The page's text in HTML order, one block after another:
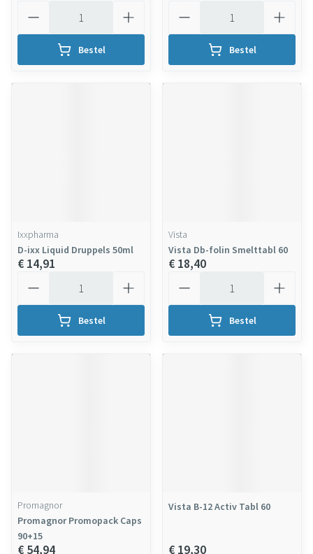
Bestel Bestel
Ixxpharma
D-ixx Liquid Druppels 50ml
€ 14,91
Bestel
Vista
Vista Db-folin Smelttabl 60
€ 18,40
Bestel
Promagnor
Promagnor Promopack Caps
90+15
€ 54,94
Vista B-12 Activ Tabl 60
€ 19,30